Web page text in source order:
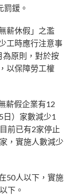
鍰。
薪休假」之濫
工時應行注意事
為原則，對於按
以保障勞工權
薪假企業有12
日）家數減少1
前已有2家停止
，實施人數減少
50人以下，實施
下。